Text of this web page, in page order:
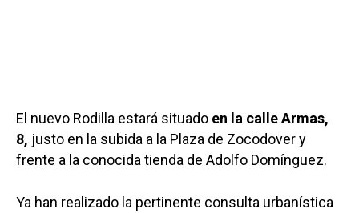
El nuevo Rodilla estará situado en la calle Armas,
8, justo en la subida a la Plaza de Zocodover y
frente a la conocida tienda de Adolfo Domínguez.
Ya han realizado la pertinente consulta urbanística